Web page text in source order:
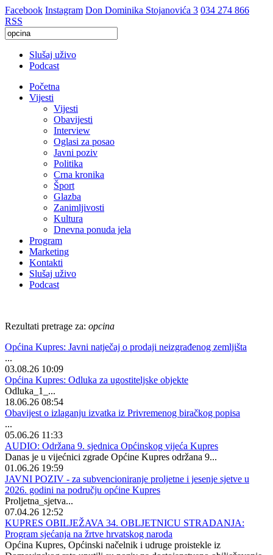
Facebook Instagram Don Dominika Stojanovića 3 034 274 866
RSS
Slušaj uživo
Podcast
Početna
Vijesti
Vijesti
Obavijesti
Interview
Oglasi za posao
Javni poziv
Politika
Crna kronika
Šport
Glazba
Zanimljivosti
Kultura
Dnevna ponuda jela
Program
Marketing
Kontakti
Slušaj uživo
Podcast
Rezultati pretrage za: opcina
Općina Kupres: Javni natječaj o prodaji neizgrađenog zemljišta
...
03.08.26 10:09
Općina Kupres: Odluka za ugostiteljske objekte
Odluka_1_...
18.06.26 08:54
Obavijest o izlaganju izvatka iz Privremenog biračkog popisa
...
05.06.26 11:33
AUDIO: Održana 9. sjednica Općinskog vijeća Kupres
Danas je u vijećnici zgrade Općine Kupres održana 9...
01.06.26 19:59
JAVNI POZIV - za subvencioniranje proljetne i jesenje sjetve u
2026. godini na području općine Kupres
Proljetna_sjetva...
07.04.26 12:52
KUPRES OBILJEŽAVA 34. OBLJETNICU STRADANJA:
Program sjećanja na žrtve hrvatskog naroda
Općina Kupres, Općinski načelnik i udruge proistekle iz